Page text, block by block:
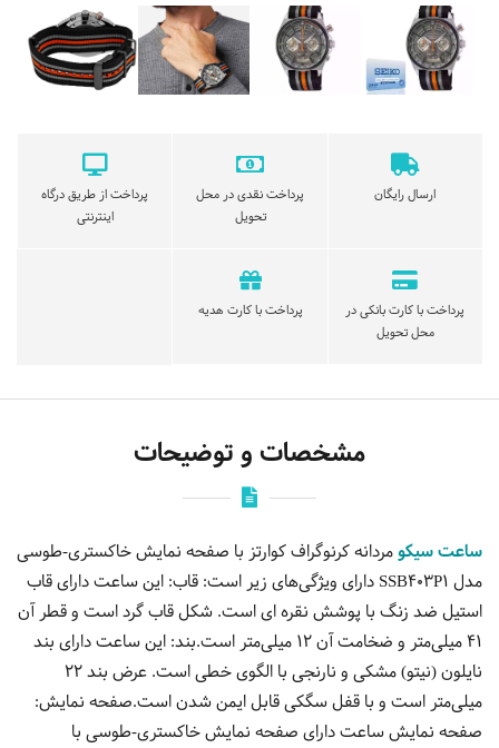
ارسال رایگان
پرداخت نقدی در محل
تحویل
پرداخت از طریق درگاه
اینترنتی
پرداخت با کارت بانکی در
محل تحویل
پرداخت با کارت هدیه
مشخصات و توضیحات
ساعت سیکومردانه کرنوگراف کوارتز با صفحه نمایش خاکستری-طوسی
مدل SSB403P1 دارای ویژگی‌های زیر است: قاب: این ساعت دارای قاب
استیل ضد زنگ با پوشش نقره ای است. شکل قاب گرد است و قطر آن
۴۱ میلی‌متر و ضخامت آن ۱۲ میلی‌متر است.بند: این ساعت دارای بند
نایلون (نیتو) مشکی و نارنجی با الگوی خطی است. عرض بند ۲۲
میلی‌متر است و با قفل سگکی قابل ایمن شدن است.صفحه نمایش:
صفحه نمایش ساعت دارای صفحه نمایش خاکستری-طوسی با